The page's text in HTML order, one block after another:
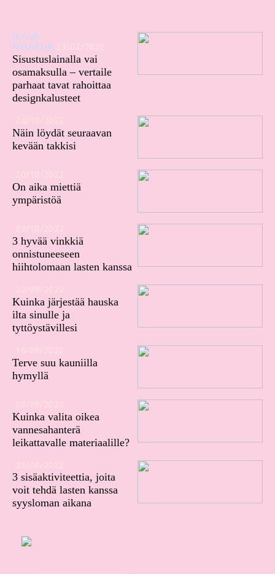
HYVIÄ
NEUVOJA
Sisustuslainalla vai
osamaksulla – vertaile
parhaat tavat rahoittaa
designkalusteet
Näin löydät seuraavan
kevään takkisi
On aika miettiä
ympäristöä
3 hyvää vinkkiä
onnistuneeseen
hiihtolomaan lasten kanssa
Kuinka järjestää hauska
ilta sinulle ja
tyttöystävillesi
Terve suu kauniilla
hymyllä
Kuinka valita oikea
vannesahanterä
leikattavalle materiaalille?
3 sisäaktiviteettia, joita
voit tehdä lasten kanssa
syysloman aikana